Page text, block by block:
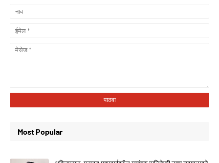
Most Popular